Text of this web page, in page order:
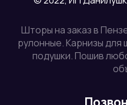
Шторы на заказ в
рулонные. Карнизы для
подушки. Пошив